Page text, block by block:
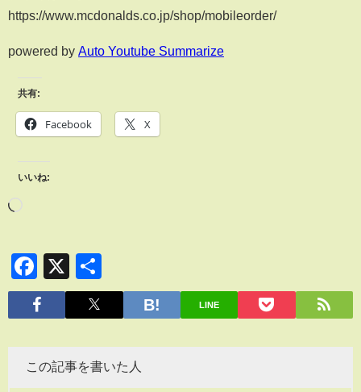
https://www.mcdonalds.co.jp/shop/mobileorder/
powered by Auto Youtube Summarize
共有:
Facebook X
いいね:
Facebook
X
有
LINE
この記事を書いた人